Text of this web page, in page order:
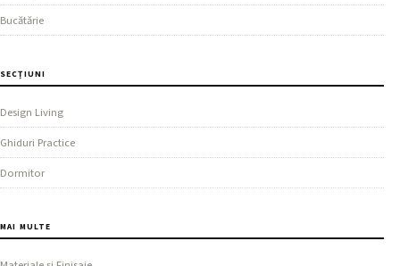
Bucătărie
SECȚIUNI
Design Living
Ghiduri Practice
Dormitor
MAI MULTE